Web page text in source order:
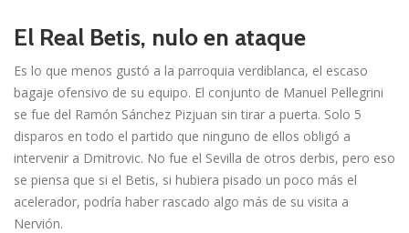
El Real Betis, nulo en ataque
Es lo que menos gustó a la parroquia verdiblanca, el escaso
bagaje ofensivo de su equipo. El conjunto de Manuel Pellegrini
se fue del Ramón Sánchez Pizjuan sin tirar a puerta. Solo 5
disparos en todo el partido que ninguno de ellos obligó a
intervenir a Dmitrovic. No fue el Sevilla de otros derbis, pero eso
se piensa que si el Betis, si hubiera pisado un poco más el
acelerador, podría haber rascado algo más de su visita a
Nervión.